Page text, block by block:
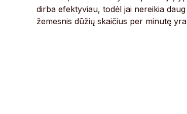
dirba efektyviau, todėl jai nereikia
žemesnis dūžių skaičius per minutę